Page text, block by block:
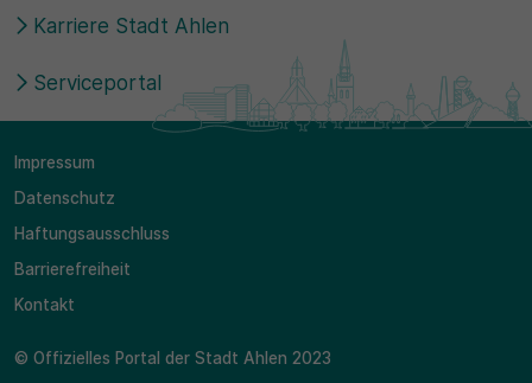
Karriere Stadt Ahlen
Serviceportal
Impressum
Datenschutz
Haftungsausschluss
Barrierefreiheit
Kontakt
© Offizielles Portal der Stadt Ahlen 2023